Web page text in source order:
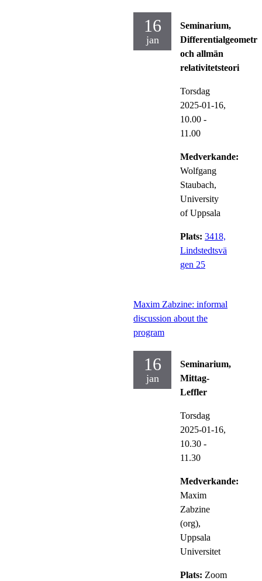
16
jan
Seminarium,
Differentialgeometri
och allmän
relativitetsteori
Torsdag
2025-01-16,
10.00 -
11.00
Medverkande:
Wolfgang
Staubach,
University
of Uppsala
Plats: 3418,
Lindstedtsvä
gen 25
Maxim Zabzine: informal
discussion about the
program
16
jan
Seminarium,
Mittag-
Leffler
Torsdag
2025-01-16,
10.30 -
11.30
Medverkande:
Maxim
Zabzine
(org),
Uppsala
Universitet
Plats: Zoom